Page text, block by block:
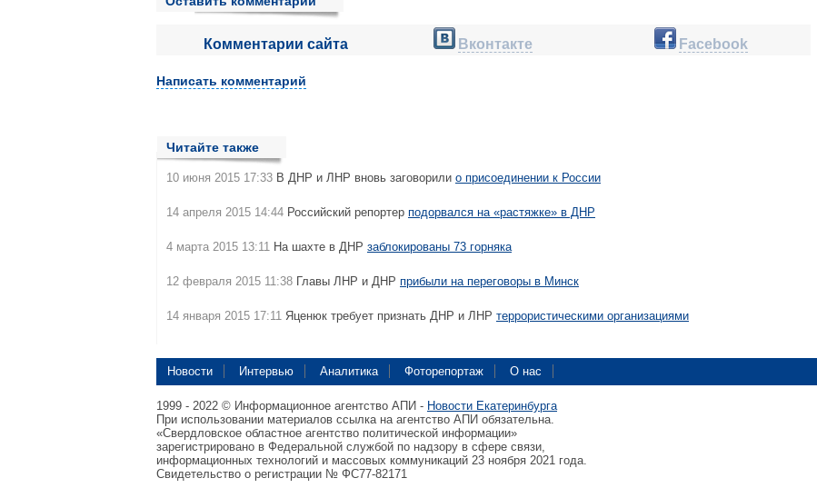
Комментарии сайта Вконтакте Facebook
Написать комментарий
Читайте также
10 июня 2015 17:33 В ДНР и ЛНР вновь заговорили о присоединении к России
14 апреля 2015 14:44 Российский репортер подорвался на «растяжке» в ДНР
4 марта 2015 13:11 На шахте в ДНР заблокированы 73 горняка
12 февраля 2015 11:38 Главы ЛНР и ДНР прибыли на переговоры в Минск
14 января 2015 17:11 Яценюк требует признать ДНР и ЛНР террористическими организациями
Новости Интервью Аналитика Фоторепортаж О нас
1999 - 2022 © Информационное агентство АПИ - Новости Екатеринбурга
При использовании материалов ссылка на агентство АПИ обязательна.
«Свердловское областное агентство политической информации»
зарегистрировано в Федеральной службой по надзору в сфере связи,
информационных технологий и массовых коммуникаций 23 ноября 2021 года.
Свидетельство о регистрации № ФС77-82171